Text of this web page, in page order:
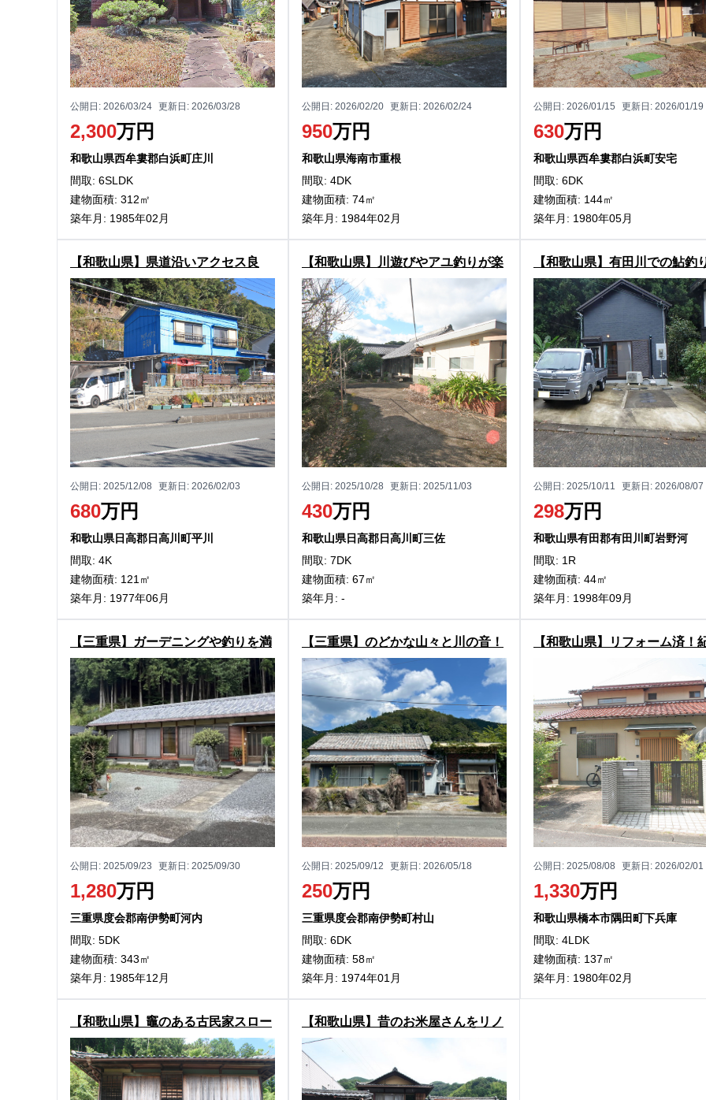
公開日: 2026/03/24 更新日: 2026/03/28
2,300万円
和歌山県西牟婁郡白浜町庄川
間取: 6SLDK
建物面積: 312㎡
築年月: 1985年02月
公開日: 2026/02/20 更新日: 2026/02/24
950万円
和歌山県海南市重根
間取: 4DK
建物面積: 74㎡
築年月: 1984年02月
公開日: 2026/01/15 更新日: 2026/01/19
630万円
和歌山県西牟婁郡白浜町安宅
間取: 6DK
建物面積: 144㎡
築年月: 1980年05月
【和歌山県】県道沿いアクセス良
好！日高川町平川の元店舗物件
公開日: 2025/12/08 更新日: 2026/02/03
680万円
和歌山県日高郡日高川町平川
間取: 4K
建物面積: 121㎡
築年月: 1977年06月
【和歌山県】川遊びやアユ釣りが楽
しめる！日高川町三佐の物件物件
公開日: 2025/10/28 更新日: 2025/11/03
430万円
和歌山県日高郡日高川町三佐
間取: 7DK
建物面積: 67㎡
築年月: -
【和歌山県】有田川での鮎釣
に！有田川町岩野河の別荘物
公開日: 2025/10/11 更新日: 2026/08/07
298万円
和歌山県有田郡有田川町岩野河
間取: 1R
建物面積: 44㎡
築年月: 1998年09月
【三重県】ガーデニングや釣りを満
喫！度会郡南伊勢町河内の古民家物
件
公開日: 2025/09/23 更新日: 2025/09/30
1,280万円
三重県度会郡南伊勢町河内
間取: 5DK
建物面積: 343㎡
築年月: 1985年12月
【三重県】のどかな山々と川の音！
度会郡南伊勢町村山の古民家物件
公開日: 2025/09/12 更新日: 2026/05/18
250万円
三重県度会郡南伊勢町村山
間取: 6DK
建物面積: 58㎡
築年月: 1974年01月
【和歌山県】リフォーム済！
公開日: 2025/08/08 更新日: 2026/02/01
1,330万円
和歌山県橋本市隅田町下兵庫
間取: 4LDK
建物面積: 137㎡
築年月: 1980年02月
【和歌山県】竈のある古民家スロー
ライフ！有田川町久野原の物件
【和歌山県】昔のお米屋さんをリノ
ベーション！有田川町小川の古民家
物件